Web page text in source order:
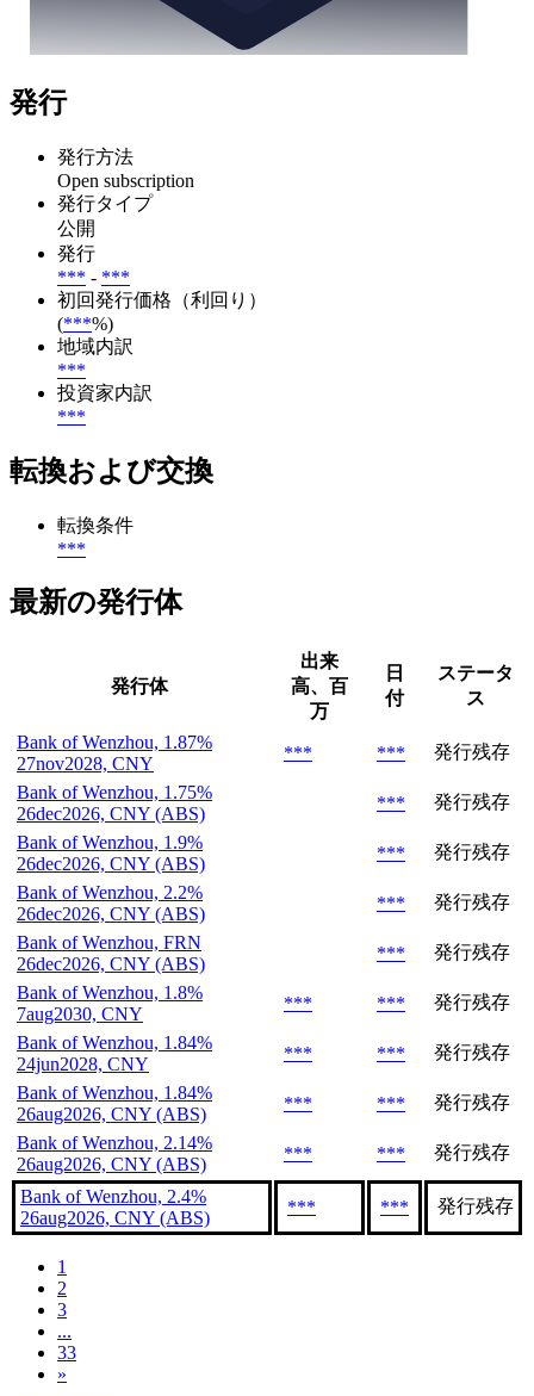
発行
発行方法
Open subscription
発行タイプ
公開
発行
*** - ***
初回発行価格（利回り）
(***%)
地域内訳
***
投資家内訳
***
転換および交換
転換条件
***
最新の発行体
発行体
出来
高、百
万
日
付
ステータ
ス
Bank of Wenzhou, 1.87%
27nov2028, CNY
*** ***
発行残存
Bank of Wenzhou, 1.75%
26dec2026, CNY (ABS)
***
発行残存
Bank of Wenzhou, 1.9%
26dec2026, CNY (ABS)
***
発行残存
Bank of Wenzhou, 2.2%
26dec2026, CNY (ABS)
***
発行残存
Bank of Wenzhou, FRN
26dec2026, CNY (ABS)
***
発行残存
Bank of Wenzhou, 1.8%
7aug2030, CNY
*** ***
発行残存
Bank of Wenzhou, 1.84%
24jun2028, CNY
*** ***
発行残存
Bank of Wenzhou, 1.84%
26aug2026, CNY (ABS)
*** ***
発行残存
Bank of Wenzhou, 2.14%
26aug2026, CNY (ABS)
*** *** 発行残存
Bank of Wenzhou, 2.4%
26aug2026, CNY (ABS)
*** *** 発行残存
1
2
3
...
33
»